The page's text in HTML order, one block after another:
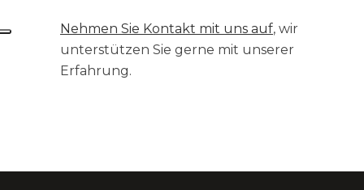
Nehmen Sie Kontakt mit uns auf, wir
unterstützen Sie gerne mit unserer
Erfahrung.